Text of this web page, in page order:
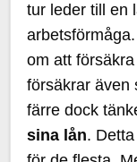
tur leder till en
om att
försäkrar även
färre dock
sina lån.